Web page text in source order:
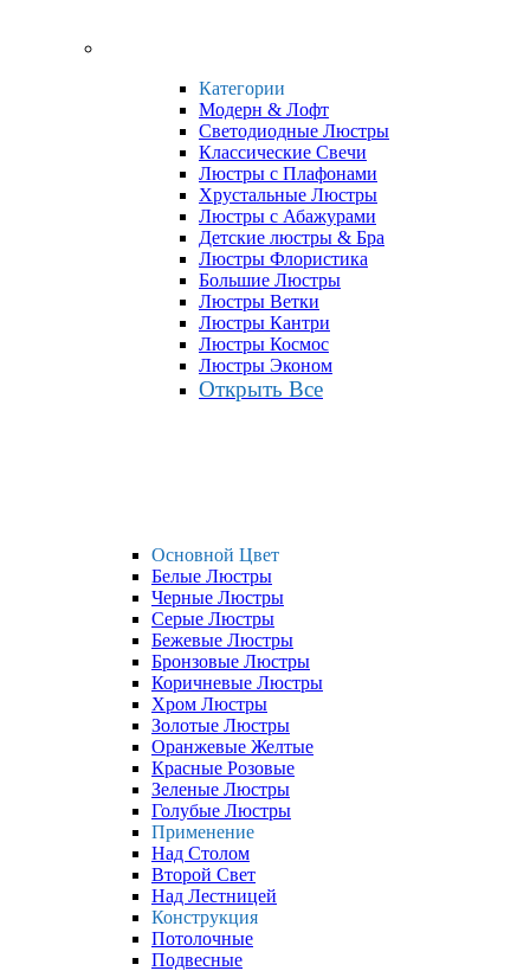
Категории
Модерн & Лофт
Светодиодные Люстры
Классические Свечи
Люстры с Плафонами
Хрустальные Люстры
Люстры с Абажурами
Детские люстры & Бра
Люстры Флористика
Большие Люстры
Люстры Ветки
Люстры Кантри
Люстры Космос
Люстры Эконом
Открыть Все
Основной Цвет
Белые Люстры
Черные Люстры
Серые Люстры
Бежевые Люстры
Бронзовые Люстры
Коричневые Люстры
Хром Люстры
Золотые Люстры
Оранжевые Желтые
Красные Розовые
Зеленые Люстры
Голубые Люстры
Применение
Над Столом
Второй Свет
Над Лестницей
Конструкция
Потолочные
Подвесные